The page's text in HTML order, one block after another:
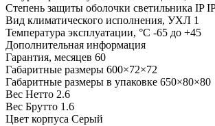
Степень защиты оболочки светильника IP
Вид климатического исполнения, УХЛ 1
Температура эксплуатации, °С -65 до +45
Дополнительная информация
Гарантия, месяцев 60
Габаритные размеры 600×72×72
Габаритные размеры в упаковке 650×80×80
Вес Нетто 2.6
Вес Брутто 1.6
Цвет корпуса Серый